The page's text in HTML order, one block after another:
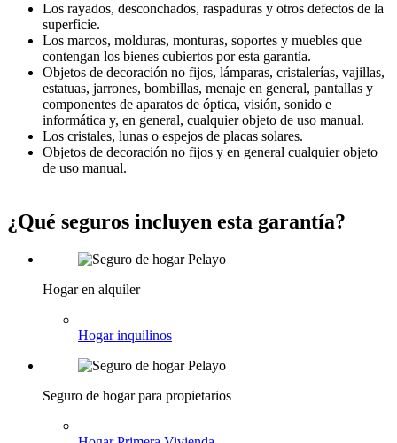
Los rayados, desconchados, raspaduras y otros defectos de la
superficie.
Los marcos, molduras, monturas, soportes y muebles que
contengan los bienes cubiertos por esta garantía.
Objetos de decoración no fijos, lámparas, cristalerías, vajillas,
estatuas, jarrones, bombillas, menaje en general, pantallas y
componentes de aparatos de óptica, visión, sonido e
informática y, en general, cualquier objeto de uso manual.
Los cristales, lunas o espejos de placas solares.
Objetos de decoración no fijos y en general cualquier objeto
de uso manual.
¿Qué seguros incluyen esta garantía?
Hogar en alquiler
Hogar inquilinos
Seguro de hogar para propietarios